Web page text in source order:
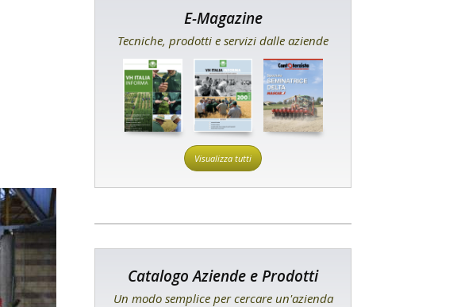
E-Magazine
Tecniche, prodotti e servizi dalle aziende
Visualizza tutti
Catalogo Aziende e Prodotti
Un modo semplice per cercare un'azienda